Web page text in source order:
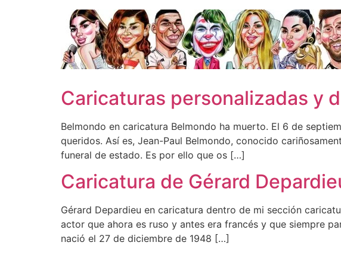
Caricaturas personalizadas y
Belmondo en caricatura Belmondo ha muerto. El 6 de
queridos. Así es, Jean-Paul Belmondo, conocido
funeral de estado. Es por ello que os […]
Caricatura de Gérard
Gérard Depardieu en caricatura dentro de mi sección
actor que ahora es ruso y antes era francés y que siempre
nació el 27 de diciembre de 1948 […]